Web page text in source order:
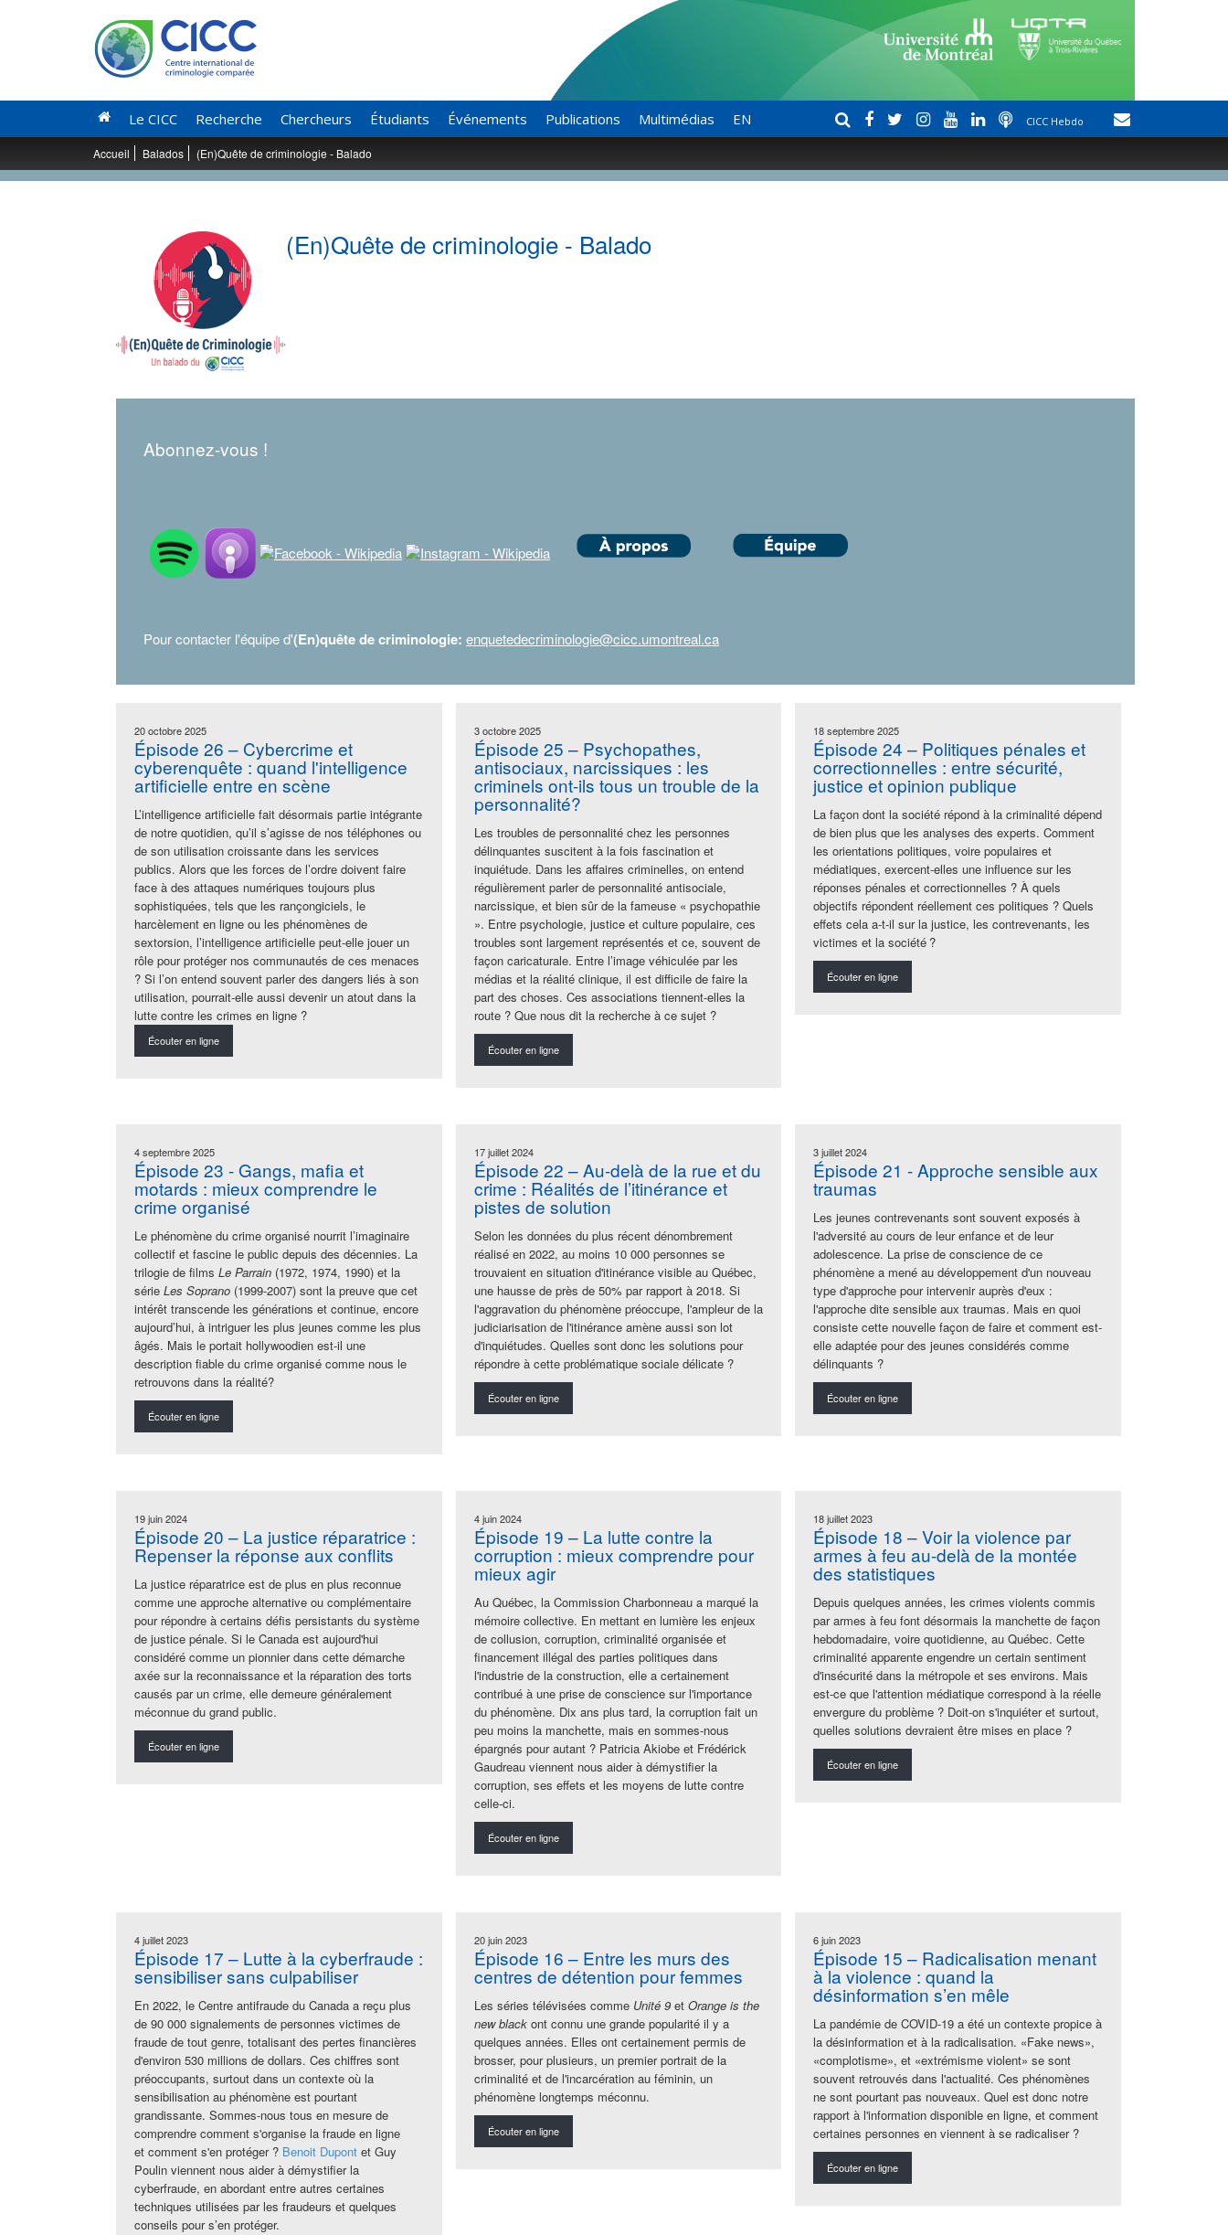
Le CICC Recherche Chercheurs Étudiants Événements Publications Multimédias EN CICC Hebdo
Accueil Balados (En)Quête de criminologie - Balado
(En)Quête de criminologie - Balado
Abonnez-vous !
Pour contacter l'équipe d'(En)quête de criminologie: enquetedecriminologie@cicc.umontreal.ca
20 octobre 2025
Épisode 26 – Cybercrime et
cyberenquête : quand l'intelligence
artificielle entre en scène
L’intelligence artificielle fait désormais partie intégrante
de notre quotidien, qu’il s’agisse de nos téléphones ou
de son utilisation croissante dans les services
publics. Alors que les forces de l’ordre doivent faire
face à des attaques numériques toujours plus
sophistiquées, tels que les rançongiciels, le
harcèlement en ligne ou les phénomènes de
sextorsion, l’intelligence artificielle peut-elle jouer un
rôle pour protéger nos communautés de ces menaces
? Si l’on entend souvent parler des dangers liés à son
utilisation, pourrait-elle aussi devenir un atout dans la
lutte contre les crimes en ligne ?
Écouter en ligne
3 octobre 2025
Épisode 25 – Psychopathes,
antisociaux, narcissiques : les
criminels ont-ils tous un trouble de la
personnalité?
Les troubles de personnalité chez les personnes
délinquantes suscitent à la fois fascination et
inquiétude. Dans les affaires criminelles, on entend
régulièrement parler de personnalité antisociale,
narcissique, et bien sûr de la fameuse « psychopathie
». Entre psychologie, justice et culture populaire, ces
troubles sont largement représentés et ce, souvent de
façon caricaturale. Entre l’image véhiculée par les
médias et la réalité clinique, il est difficile de faire la
part des choses. Ces associations tiennent-elles la
route ? Que nous dit la recherche à ce sujet ?
Écouter en ligne
18 septembre 2025
Épisode 24 – Politiques pénales et
correctionnelles : entre sécurité,
justice et opinion publique
La façon dont la société répond à la criminalité dépend
de bien plus que les analyses des experts. Comment
les orientations politiques, voire populaires et
médiatiques, exercent-elles une influence sur les
réponses pénales et correctionnelles ? À quels
objectifs répondent réellement ces politiques ? Quels
effets cela a-t-il sur la justice, les contrevenants, les
victimes et la société ?
Écouter en ligne
4 septembre 2025
Épisode 23 - Gangs, mafia et
motards : mieux comprendre le
crime organisé
Le phénomène du crime organisé nourrit l’imaginaire
collectif et fascine le public depuis des décennies. La
trilogie de films Le Parrain (1972, 1974, 1990) et la
série Les Soprano (1999-2007) sont la preuve que cet
intérêt transcende les générations et continue, encore
aujourd’hui, à intriguer les plus jeunes comme les plus
âgés. Mais le portait hollywoodien est-il une
description fiable du crime organisé comme nous le
retrouvons dans la réalité?
Écouter en ligne
17 juillet 2024
Épisode 22 – Au-delà de la rue et du
crime : Réalités de l’itinérance et
pistes de solution
Selon les données du plus récent dénombrement
réalisé en2022, au moins 10 000 personnes se
trouvaient ensituation d'itinérance visible au Québec,
une hausse de près de 50% par rapport à 2018. Si
l'aggravation du phénomène préoccupe, l'ampleur de la
judiciarisation de l'itinérance amène aussi son lot
d'inquiétudes. Quelles sont donc les solutions pour
répondre à cette problématique sociale délicate ?
Écouter en ligne
3 juillet 2024
Épisode 21 - Approche sensible aux
traumas
Les jeunes contrevenants sont souvent exposés à
l'adversité au cours de leur enfance et de leur
adolescence. La prise de conscience de ce
phénomène a mené au développement d'un nouveau
type d'approche pour intervenir auprès d'eux :
l'approche dite sensible aux traumas. Mais en quoi
consiste cette nouvelle façon de faire et comment est-
elle adaptée pour des jeunes considérés comme
délinquants ?
Écouter en ligne
19 juin 2024
Épisode 20 – La justice réparatrice :
Repenser la réponse aux conflits
La justice réparatrice est de plus en plus reconnue
comme une approche alternative ou complémentaire
pour répondre à certains défis persistants du système
de justice pénale. Si le Canada est aujourd'hui
considéré comme un pionnier dans cette démarche
axée sur la reconnaissance et la réparation des torts
causés par un crime, elle demeure généralement
méconnue du grand public.
Écouter en ligne
4 juin 2024
Épisode 19 – La lutte contre la
corruption : mieux comprendre pour
mieux agir
Au Québec, la Commission Charbonneau a marqué la
mémoire collective. En mettant en lumière les enjeux
de collusion, corruption, criminalité organisée et
financement illégal des parties politiques dans
l'industrie de la construction, elle a certainement
contribué à une prise de conscience sur l'importance
du phénomène. Dix ans plus tard, la corruption fait un
peu moins la manchette, mais en sommes-nous
épargnés pour autant ? Patricia Akiobe et Frédérick
Gaudreau viennent nous aider à démystifier la
corruption, ses effets et les moyens de lutte contre
celle-ci.
Écouter en ligne
18 juillet 2023
Épisode 18 – Voir la violence par
armes à feu au-delà de la montée
des statistiques
Depuis quelques années, les crimes violents commis
par armes à feu font désormais la manchette de façon
hebdomadaire, voire quotidienne, au Québec. Cette
criminalité apparente engendre un certain sentiment
d'insécurité dans la métropole et ses environs. Mais
est-ce que l'attention médiatique correspond à la réelle
envergure du problème ? Doit-on s'inquiéter et surtout,
quelles solutions devraient être mises en place ?
Écouter en ligne
4 juillet 2023
Épisode 17 – Lutte à la cyberfraude :
sensibiliser sans culpabiliser
En 2022, le Centre antifraude du Canada a reçu plus
de 90 000 signalements de personnes victimes de
fraude de tout genre, totalisant des pertes financières
d'environ 530 millions de dollars. Ces chiffres sont
préoccupants, surtout dans un contexte où la
sensibilisation au phénomène est pourtant
grandissante. Sommes-nous tous en mesure de
comprendre comment s'organise la fraude en ligne
et comment s'en protéger ? Benoit Dupont et Guy
Poulin viennent nous aider à démystifier la
cyberfraude, en abordant entre autres certaines
techniques utilisées par les fraudeurs et quelques
conseils pour s’en protéger.
20 juin 2023
Épisode 16 – Entre les murs des
centres de détention pour femmes
Les séries télévisées comme Unité 9et Orange is the
new blackont connu une grande popularité il y a
quelques années. Elles ont certainement permis de
brosser, pour plusieurs, un premier portrait de la
criminalité et de l'incarcération au féminin, un
phénomène longtemps méconnu.
Écouter en ligne
6 juin 2023
Épisode 15 – Radicalisation menant
à la violence : quand la
désinformation s’en mêle
La pandémie de COVID-19 a été un contexte propice à
la désinformation et à la radicalisation. «Fake news»,
«complotisme», et «extrémisme violent» se sont
souvent retrouvés dans l'actualité. Ces phénomènes
ne sont pourtant pas nouveaux. Quel est donc notre
rapport à l'information disponible en ligne, et comment
certaines personnes en viennent à se radicaliser ?
Écouter en ligne